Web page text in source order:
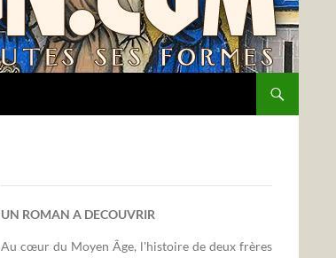
UN ROMAN A DECOUVRIR
Au cœur du Moyen Âge, l'histoire de deux frères